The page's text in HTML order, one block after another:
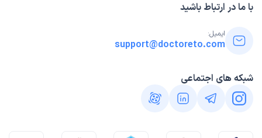
با ما در ارتباط باشید
ایمیل:
support@doctoreto.com
شبکه های اجتماعی